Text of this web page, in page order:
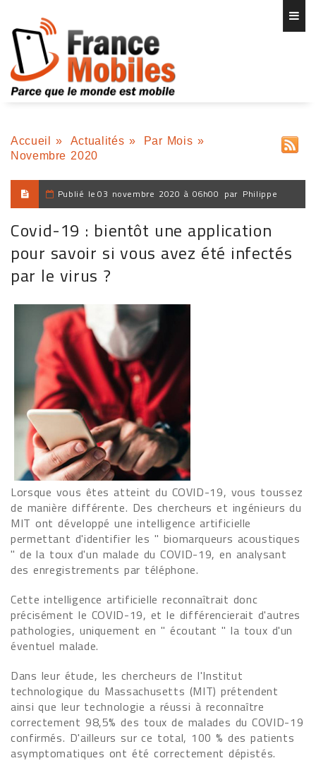
Accueil » Actualités » Par Mois »
Novembre 2020
Publié le 03 novembre 2020 à 06h00 par Philippe
Covid-19 : bientôt une application
pour savoir si vous avez été infectés
par le virus ?
Lorsque vous êtes atteint du COVID-19, vous toussez
de manière différente. Des chercheurs et ingénieurs du
MIT ont développé une intelligence artificielle
permettant d'identifier les " biomarqueurs acoustiques
" de la toux d'un malade du COVID-19, en analysant
des enregistrements par téléphone.
Cette intelligence artificielle reconnaîtrait donc
précisément le COVID-19, et le différencierait d'autres
pathologies, uniquement en " écoutant " la toux d'un
éventuel malade.
Dans leur étude, les chercheurs de l'Institut
technologique du Massachusetts (MIT) prétendent
ainsi que leur technologie a réussi à reconnaître
correctement 98,5% des toux de malades du COVID-19
confirmés. D'ailleurs sur ce total, 100 % des patients
asymptomatiques ont été correctement dépistés.